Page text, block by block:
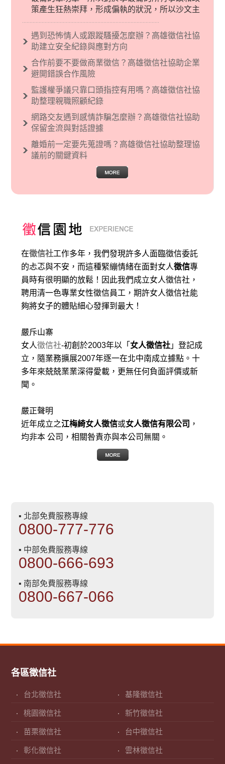
策產生狂熱崇拜，形成偏執的狀況，所以沙文主
義後來就被拿來暗指偏見和歧視，而且有沙文主
義傾向的人，通常對於自己的國家和民族有超強
烈的卓越感，因而瞧不起其他國家的人，所以沙
現了男性沙文…
遇到恐怖情人或跟蹤騷擾怎麼辦？高雄徵信社協
助建立安全紀錄與應對方向
合作前要不要做商業徵信？高雄徵信社協助企業
避開錯誤合作風險
監護權爭議只靠口頭指控有用嗎？高雄徵信社協
助整理親職照顧紀錄
網路交友遇到感情詐騙怎麼辦？高雄徵信社協助
保留金流與對話證據
離婚前一定要先蒐證嗎？高雄徵信社協助整理協
議前的關鍵資料
在徵信社工作多年，我們發現許多人面臨徵信委託
的忐忑與不安，而這種緊繃情緒在面對女人徵信專
員時有很明顯的放鬆！因此我們成立女人徵信社，
聘用清一色專業女性徵信員工，期許女人徵信社能
夠將女子的體貼細心發揮到最大 ！
嚴斥山寨
女人徵信社-初創於2003年以「 女人徵信社 」登記成
立，隨業務擴展2007年逐一在北中南成立據點。十
多年來兢兢業業深得愛載，更無任何負面評價或新
聞。
嚴正聲明
近年成立之江梅綺女人徵信或女人徵信有限公司 ，
均非本 公司，相關咎責亦與本公司無關。
▪ 北部免費服務專線
0800-777-776
▪ 中部免費服務專線
0800-666-693
▪ 南部免費服務專線
0800-667-066
各區徵信社
台北徵信社 基隆徵信社
桃園徵信社 新竹徵信社
苗栗徵信社 台中徵信社
彰化徵信社 雲林徵信社